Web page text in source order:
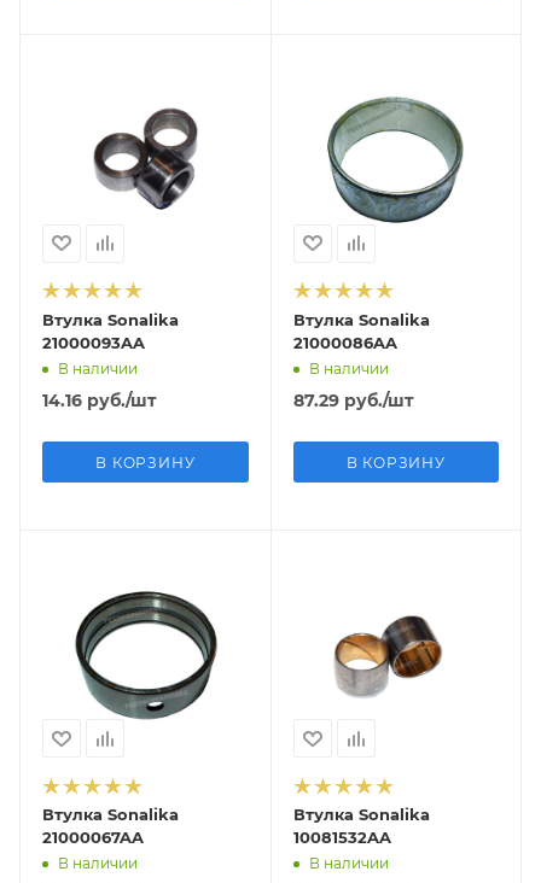
Втулка Sonalika
21000093AA
В наличии
14.16 руб./шт
В КОРЗИНУ
Втулка Sonalika
21000086AA
В наличии
87.29руб./шт
В КОРЗИНУ
Втулка Sonalika
21000067AA
В наличии
Втулка Sonalika
10081532AA
В наличии